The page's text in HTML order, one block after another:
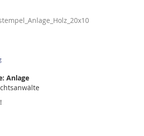
Anlage